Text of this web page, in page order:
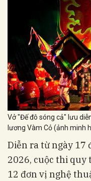
Vở "Đế đô sóng cả" lưu
lương Vàm Cỏ (ảnh minh
Diễn ra từ ngày 17
2026, cuộc thi quy
12 đơn vị nghệ